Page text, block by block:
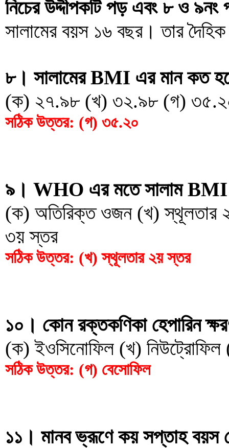
নিচের উদ্দীপকটি পড় এবং ৮ ও
সালামের বয়স ১৬ বছর। তার
৮। সালামের BMI এর মান কত
(ক) ২৭.৯৮ (খ) ৩২.৯৮ (গ)
সঠিক উত্তর: (গ) ৩৫.২০
৯। WHO এর মতে সালাম BMI
(ক) অতিরিক্ত ওজন (খ) স্থূলতার
৩য় স্তর
সঠিক উত্তর: (খ) স্থূলতার ২য় স্তর
১০। কোন রক্তকণিকা হেপারিন
(ক) ইওসিনোফিল (খ)
সঠিক উত্তর: (গ) বেসোফিল
১১। মানব ভ্রূণে কয় সপ্তাহ বয়স